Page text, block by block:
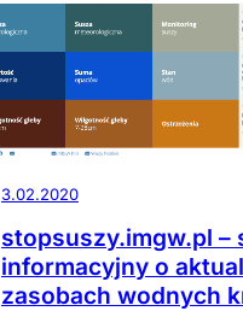
3.02.2020
stopsuszy.imgw.pl –
informacyjny o
zasobach wodnych